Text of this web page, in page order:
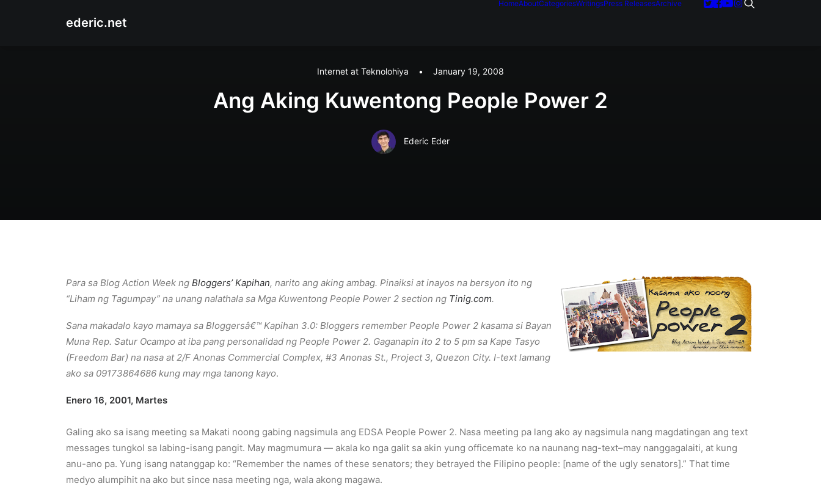
ederic.net
HomeAboutCategoriesWritingsPress ReleasesArchive
Internet at Teknolohiya • January 19, 2008
Ang Aking Kuwentong People Power 2
Ederic Eder
Para sa Blog Action Week ng Bloggers’ Kapihan, narito ang aking ambag. Pinaiksi at inayos na bersyon ito ng
“Liham ng Tagumpay” na unang nalathala sa Mga Kuwentong People Power 2 section ng Tinig.com.
Sana makadalo kayo mamaya sa Bloggersâ€™ Kapihan 3.0: Bloggers remember People Power 2 kasama si Bayan
Muna Rep. Satur Ocampo at iba pang personalidad ng People Power 2. Gaganapin ito 2 to 5 pm sa Kape Tasyo
(Freedom Bar) na nasa at 2/F Anonas Commercial Complex, #3 Anonas St., Project 3, Quezon City. I-text lamang
ako sa 09173864686 kung may mga tanong kayo.
Enero 16, 2001, Martes
Galing ako sa isang meeting sa Makati noong gabing nagsimula ang EDSA People Power 2. Nasa meeting pa lang ako ay nagsimula nang magdatingan ang text
messages tungkol sa labing-isang pangit. May magmumura — akala ko nga galit sa akin yung officemate ko na naunang nag-text–may nanggagalaiti, at kung
anu-ano pa. Yung isang natanggap ko: “Remember the names of these senators; they betrayed the Filipino people: [name of the ugly senators].” That time
medyo alumpihit na ako but since nasa meeting nga, wala akong magawa.